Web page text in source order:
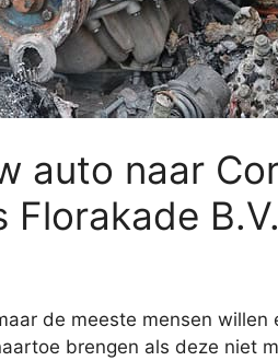
auto naar
Florakade
de meeste mensen willen
brengen als deze niet